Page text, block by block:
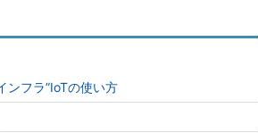
ンフラ”IoTの使い方